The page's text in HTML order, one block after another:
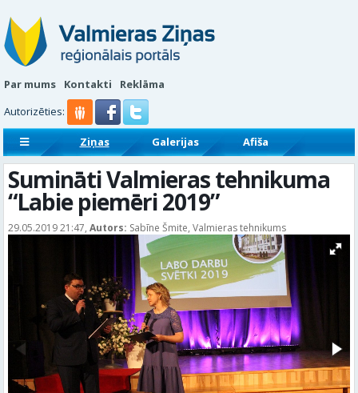
Par mums Kontakti
Reklāma
Autorizēties:
Ziņas Galerijas
Afiša
Sludinājumi
Reklāmraksti
Sumināti Valmieras tehnikuma
“Labie piemēri 2019”
29.05.2019 21:47, Autors: Sabīne Šmite, Valmieras tehnikums